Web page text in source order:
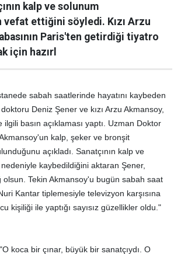
kalp ve solunum
ettiğini söyledi. Kızı Arzu
Paris'ten getirdiği tiyatro
için hazırl
sabah saatlerinde hayatını kaybeden
Deniz Şener ve kızı Arzu Akmansoy,
ilgili basın açıklaması yaptı. Uzman Doktor
kalp, şeker ve bronşit
açıkladı. Sanatçının kalp ve
kaybedildiğini aktaran Şener,
olsun. Tekin Akmansoy'u bugün sabah saat
Kantar tiplemesiyle televizyon karşısına
kişiliği ile yaptığı sayısız güzellikler oldu."
koca bir çınar, büyük bir sanatçıydı. O